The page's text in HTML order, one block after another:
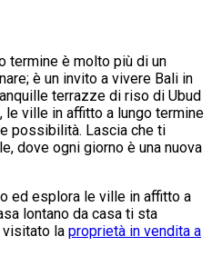
termine è molto più di un
è un invito a vivere Bali in
terrazze di riso di Ubud
ville in affitto a lungo termine
possibilità. Lascia che ti
dove ogni giorno è una nuova
ed esplora le ville in affitto a
lontano da casa ti sta
visitato la proprietà in vendita a